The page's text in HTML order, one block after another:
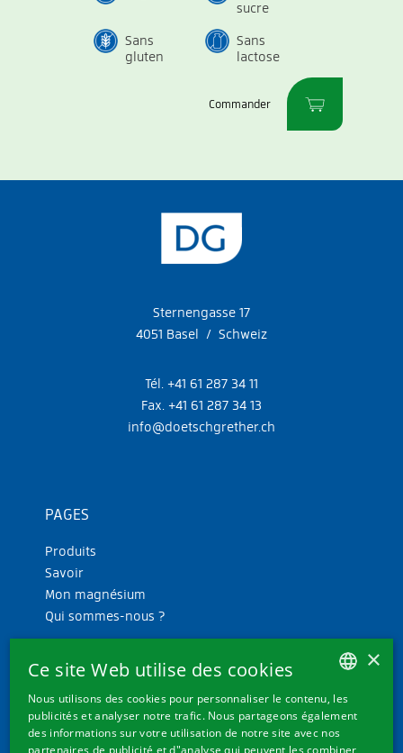
sucre
Sans
gluten
Sans
lactose
Commander
Sternengasse 17
4051 Basel / Schweiz
Tél. +41 61 287 34 11
Fax. +41 61 287 34 13
info@doetschgrether.ch
PAGES
Produits
Savoir
Mon magnésium
Qui sommes-nous ?
GERMAN
FRENCH
×
Ce site Web utilise des cookies
Nous utilisons des cookies pour personnaliser le contenu, les
publicités et analyser notre trafic. Nous partageons également
des informations sur votre utilisation de notre site avec nos
partenaires de publicité et d"analyse qui peuvent les combiner